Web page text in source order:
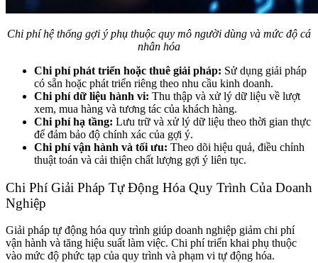
Chi phí hệ thống gợi ý phụ thuộc quy mô người dùng và mức độ cá
nhân hóa
Chi phí phát triển hoặc thuê giải pháp: Sử dụng giải pháp
có sẵn hoặc phát triển riêng theo nhu cầu kinh doanh.
Chi phí dữ liệu hành vi: Thu thập và xử lý dữ liệu về lượt
xem, mua hàng và tương tác của khách hàng.
Chi phí hạ tầng: Lưu trữ và xử lý dữ liệu theo thời gian thực
để đảm bảo độ chính xác của gợi ý.
Chi phí vận hành và tối ưu: Theo dõi hiệu quả, điều chỉnh
thuật toán và cải thiện chất lượng gợi ý liên tục.
Chi Phí Giải Pháp Tự Động Hóa Quy Trình Của Doanh
Nghiệp
Giải pháp tự động hóa quy trình giúp doanh nghiệp giảm chi phí
vận hành và tăng hiệu suất làm việc. Chi phí triển khai phụ thuộc
vào mức độ phức tạp của quy trình và phạm vi tự động hóa.